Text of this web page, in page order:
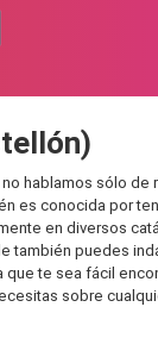
hablamos sólo
conocida por
en diversos
puedes
te sea fácil
sobre